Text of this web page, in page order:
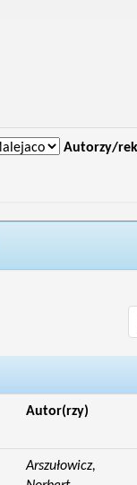
Autorzy/
Autor(rzy)
Arszułowicz,